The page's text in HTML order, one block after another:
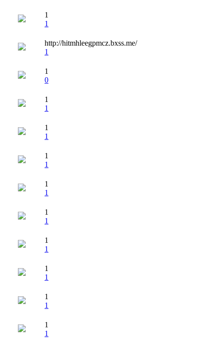
1
1
http://hitmhleegpmcz.bxss.me/
1
1
0
1
1
1
1
1
1
1
1
1
1
1
1
1
1
1
1
1
1